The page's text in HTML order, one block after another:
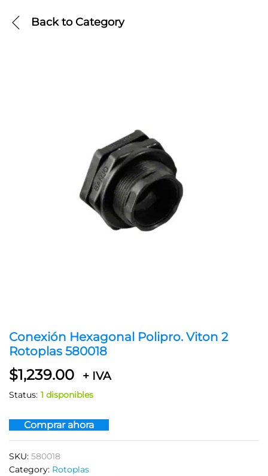
Back toCategory
Conexión Hexagonal Polipro. Viton 2
Rotoplas 580018
$1,239.00 + IVA
Status: 1 disponibles
Comprar ahora
SKU: 580018
Category: Rotoplas